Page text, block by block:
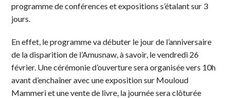
programme de conférences et expositions s’étalant sur 3
jours.
En effet, le programme va débuter le jour de l’anniversaire
de la disparition de l’Amusnaw, à savoir, le vendredi 26
février. Une cérémonie d’ouverture sera organisée vers 10h
avant d’enchaîner avec une exposition sur Mouloud
Mammeri et une vente de livre, la journée sera clôturée